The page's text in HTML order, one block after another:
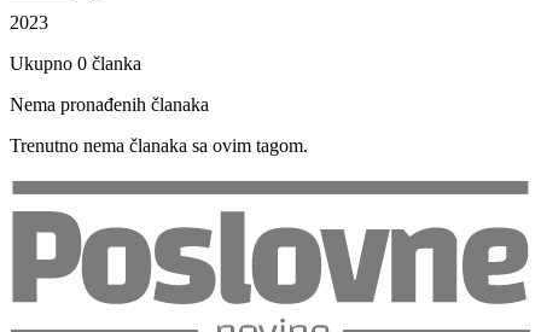
2023
Ukupno 0 članka
Nema pronađenih članaka
Trenutno nema članaka sa ovim tagom.